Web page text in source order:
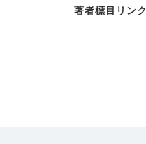
著者標目リンク